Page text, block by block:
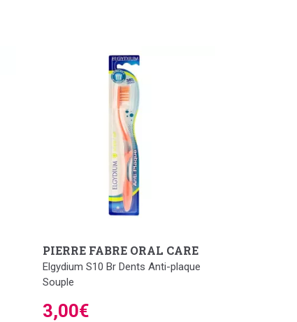
PIERRE FABRE ORAL CARE
Elgydium S10 Br Dents Anti-plaque
Souple
3,00€